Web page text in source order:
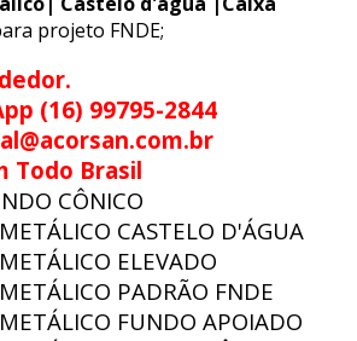
projeto FNDE;
(16) 99795-2844
Todo Brasil
CÔNICO
CASTELO D'ÁGUA
ELEVADO
PADRÃO FNDE
FUNDO APOIADO